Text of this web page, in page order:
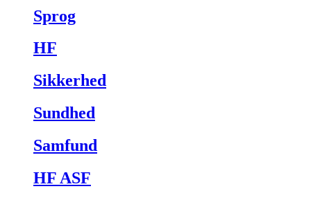
Sprog
HF
Sikkerhed
Sundhed
Samfund
HF ASF